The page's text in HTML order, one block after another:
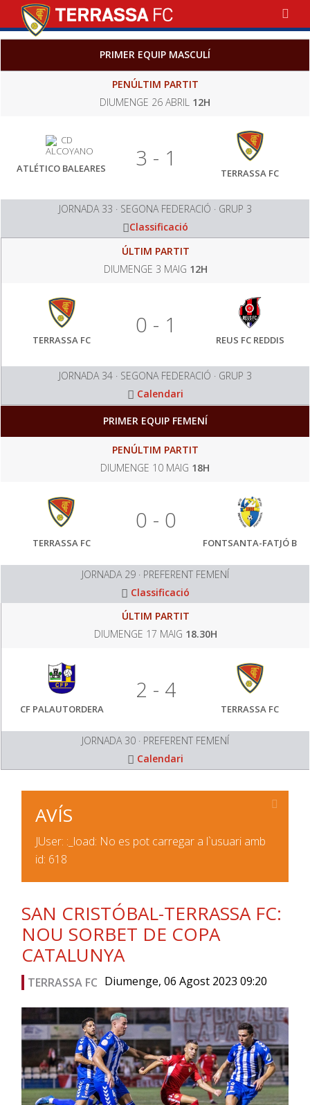
PRIMER EQUIP MASCULÍ
PENÚLTIM PARTIT
DIUMENGE 26 ABRIL 12H
ATLÉTICO BALEARES 3 - 1
TERRASSA FC
JORNADA 33 · SEGONA FEDERACIÓ · GRUP 3
Classificació
ÚLTIM PARTIT
DIUMENGE 3 MAIG 12H
TERRASSA FC
0 - 1
REUS FC REDDIS
JORNADA 34 · SEGONA FEDERACIÓ · GRUP 3
Calendari
PRIMER EQUIP FEMENÍ
PENÚLTIM PARTIT
DIUMENGE 10 MAIG 18H
TERRASSA FC
0 - 0
FONTSANTA-FATJÓ B
JORNADA 29 · PREFERENT FEMENÍ
Classificació
ÚLTIM PARTIT
DIUMENGE 17 MAIG 18.30H
CF PALAUTORDERA
2 - 4
TERRASSA FC
JORNADA 30 · PREFERENT FEMENÍ
Calendari
AVÍS
JUser: :_load: No es pot carregar a l`usuari amb
id: 618
SAN CRISTÓBAL-TERRASSA FC:
NOU SORBET DE COPA
CATALUNYA
TERRASSA FC Diumenge, 06 Agost 2023 09:20